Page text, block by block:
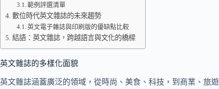
範例評選清單
數位時代英文雜誌的未來趨勢
英文電子雜誌與印刷版的優缺點比較
結語：英文雜誌，跨越語言與文化的橋樑
英文雜誌的多樣化面貌
英文雜誌涵蓋廣泛的領域，從時尚、美食、科技，到商業、旅遊